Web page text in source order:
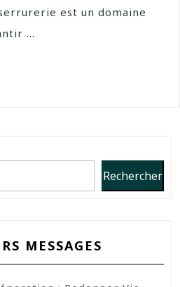
est un domaine
...
Rechercher
MESSAGES